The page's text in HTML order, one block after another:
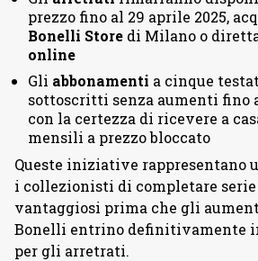
prezzo fino al 29 aprile 2025,
Bonelli Store di Milano o
online
Gli abbonamenti a cinque
sottoscritti senza aumenti fino
con la certezza di ricevere a
mensili a prezzo bloccato
Queste iniziative rappresentano
i collezionisti di completare
vantaggiosi prima che gli
Bonelli entrino definitivamente
per gli arretrati.